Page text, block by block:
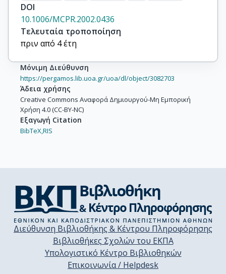
DOI
10.1006/MCPR.2002.0436
Τελευταία τροποποίηση
πριν από 4 έτη
Μόνιμη Διεύθυνση
https://pergamos.lib.uoa.gr/uoa/dl/object/3082703
Άδεια χρήσης
Creative Commons Αναφορά Δημιουργού-Μη Εμπορική
Χρήση 4.0 (CC-BY-NC)
Εξαγωγή Citation
BibTeX,RIS
Διεύθυνση Βιβλιοθήκης & Κέντρου Πληροφόρησης
Βιβλιοθήκες Σχολών του ΕΚΠΑ
Υπολογιστικό Κέντρο Βιβλιοθηκών
Επικοινωνία / Helpdesk